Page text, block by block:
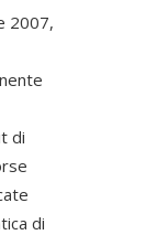
2007,
di
di